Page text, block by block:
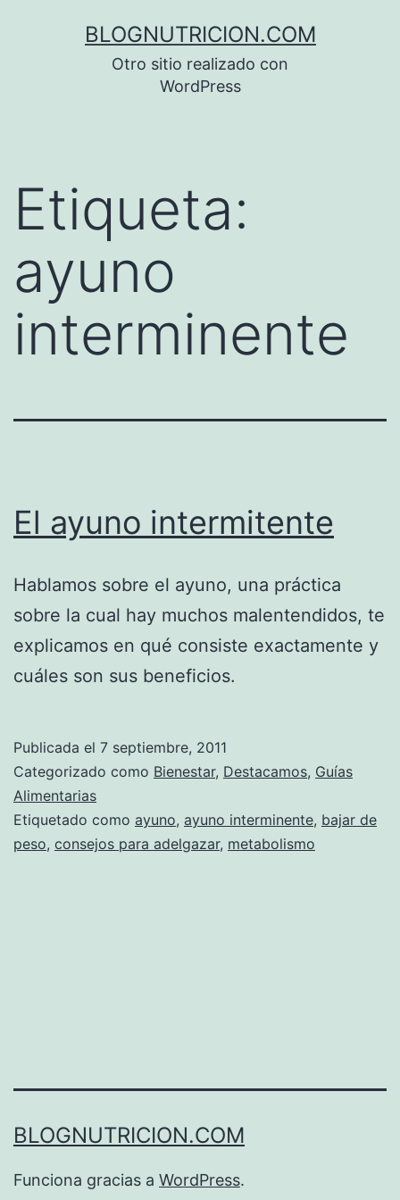
BLOGNUTRICION.COM
Otro sitio realizado con
WordPress
Etiqueta:
ayuno
interminente
El ayuno intermitente
Hablamos sobre el ayuno, una práctica
sobre la cual hay muchos malentendidos, te
explicamos en qué consiste exactamente y
cuáles son sus beneficios.
Publicada el 7 septiembre, 2011
Categorizado como Bienestar, Destacamos, Guías
Alimentarias
Etiquetado como ayuno, ayuno interminente, bajar de
peso, consejos para adelgazar, metabolismo
BLOGNUTRICION.COM
Funciona gracias a WordPress.